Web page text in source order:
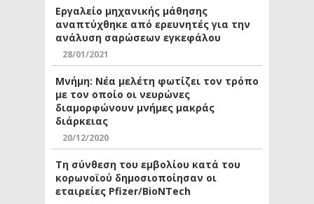
Εργαλείο μηχανικής μάθησης
αναπτύχθηκε από ερευνητές για την
ανάλυση σαρώσεων εγκεφάλου
28/01/2021
Μνήμη: Νέα μελέτη φωτίζει τον τρόπο
με τον οποίο οι νευρώνες
διαμορφώνουν μνήμες μακράς
διάρκειας
20/12/2020
Τη σύνθεση του εμβολίου κατά του
κορωνοϊού δημοσιοποίησαν οι
εταιρείες Pfizer/BioNTech